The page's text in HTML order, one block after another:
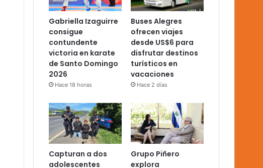
Gabriella Izaguirre
consigue
contundente
victoria en karate
de Santo Domingo
2026
Hace 18 horas
Buses Alegres
ofrecen viajes
desde US$6 para
disfrutar destinos
turísticos en
vacaciones
Hace 2 días
Capturan a dos
adolescentes
Grupo Piñero
explora